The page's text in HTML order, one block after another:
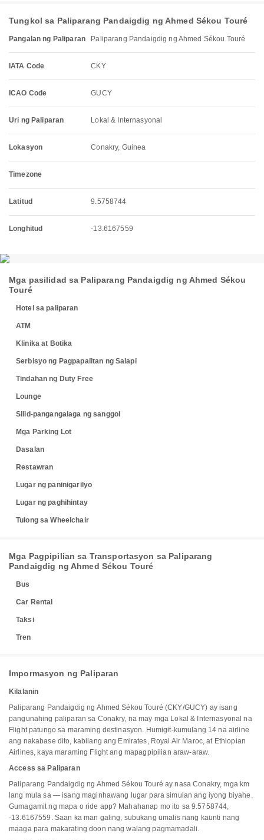
Tungkol sa Paliparang Pandaigdig ng Ahmed Sékou Touré
Pangalan ng Paliparan Paliparang Pandaigdig ng Ahmed Sékou Touré
IATA Code CKY
ICAO Code GUCY
Uri ng Paliparan Lokal & Internasyonal
Lokasyon Conakry, Guinea
Timezone
Latitud 9.5758744
Longhitud -13.6167559
Mga pasilidad sa Paliparang Pandaigdig ng Ahmed Sékou
Touré
Hotel sa paliparan
ATM
Klinika at Botika
Serbisyo ng Pagpapalitan ng Salapi
Tindahan ng Duty Free
Lounge
Silid-pangangalaga ng sanggol
Mga Parking Lot
Dasalan
Restawran
Lugar ng paninigarilyo
Lugar ng paghihintay
Tulong sa Wheelchair
Mga Pagpipilian sa Transportasyon sa Paliparang
Pandaigdig ng Ahmed Sékou Touré
Bus
Car Rental
Taksi
Tren
Impormasyon ng Paliparan
Kilalanin
Paliparang Pandaigdig ng Ahmed Sékou Touré (CKY/GUCY) ay isang
pangunahing paliparan sa Conakry, na may mga Lokal & Internasyonal na
Flight patungo sa maraming destinasyon. Humigit-kumulang 14 na airline
ang nakabase dito, kabilang ang Emirates, Royal Air Maroc, at Ethiopian
Airlines, kaya maraming Flight ang mapagpipilian araw-araw.
Access sa Paliparan
Paliparang Pandaigdig ng Ahmed Sékou Touré ay nasa Conakry, mga km
lang mula sa — isang maginhawang lugar para simulan ang iyong biyahe.
Gumagamit ng mapa o ride app? Mahahanap mo ito sa 9.5758744,
-13.6167559. Saan ka man galing, subukang umalis nang kaunti nang
maaga para makarating doon nang walang pagmamadali.